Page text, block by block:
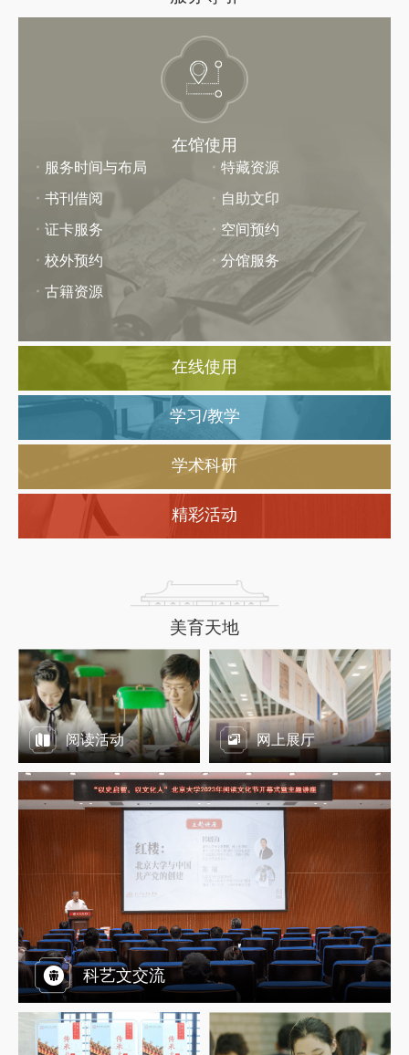
在馆使用
服务时间与布局
特藏资源
书刊借阅
自助文印
证卡服务
空间预约
校外预约
分馆服务
古籍资源
在线使用
校外访问电子资源
多媒体资源
未名学术搜索
线上展览
电子书刊检索
在线全景参观
学习/教学
教参资料服务
带班馆员服务
融入课程服务
学术科研
学科情报服务
科技查新
科研嵌入服务
知识产权服务
北京大学学者主页
精彩活动
近期活动
一小时讲座
志愿服务
美育天地
阅读活动 网上展厅
科艺文交流